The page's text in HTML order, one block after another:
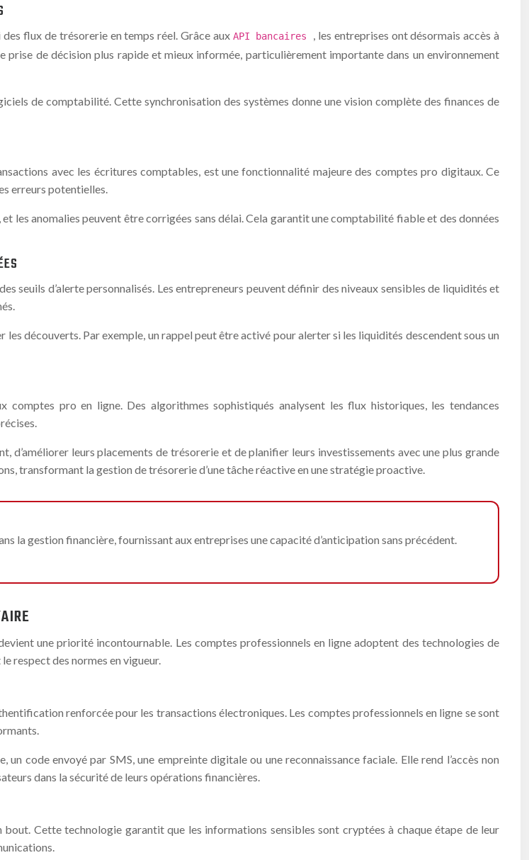
flux de trésorerie en temps réel. Grâce aux API bancaires , les entreprises ont désormais accès à
de décision plus rapide et mieux informée, particulièrement importante dans un environnement
de comptabilité. Cette synchronisation des systèmes donne une vision complète des finances de
avec les écritures comptables, est une fonctionnalité majeure des comptes pro digitaux. Ce
erreurs potentielles.
les anomalies peuvent être corrigées sans délai. Cela garantit une comptabilité fiable et des données
d’alerte personnalisés. Les entrepreneurs peuvent définir des niveaux sensibles de liquidités et
découverts. Par exemple, un rappel peut être activé pour alerter si les liquidités descendent sous un
pro en ligne. Des algorithmes sophistiqués analysent les flux historiques, les tendances
d’améliorer leurs placements de trésorerie et de planifier leurs investissements avec une plus grande
transformant la gestion de trésorerie d’une tâche réactive en une stratégie proactive.
la gestion financière, fournissant aux entreprises une capacité d’anticipation sans précédent.
une priorité incontournable. Les comptes professionnels en ligne adoptent des technologies de
respect des normes en vigueur.
renforcée pour les transactions électroniques. Les comptes professionnels en ligne se sont
code envoyé par SMS, une empreinte digitale ou une reconnaissance faciale. Elle rend l’accès non
dans la sécurité de leurs opérations financières.
Cette technologie garantit que les informations sensibles sont cryptées à chaque étape de leur